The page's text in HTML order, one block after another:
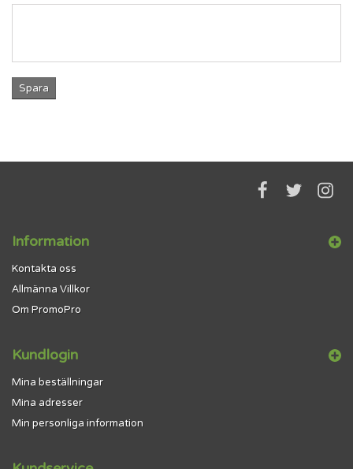
Spara
Information
Kontakta oss
Allmänna Villkor
Om PromoPro
Kundlogin
Mina beställningar
Mina adresser
Min personliga information